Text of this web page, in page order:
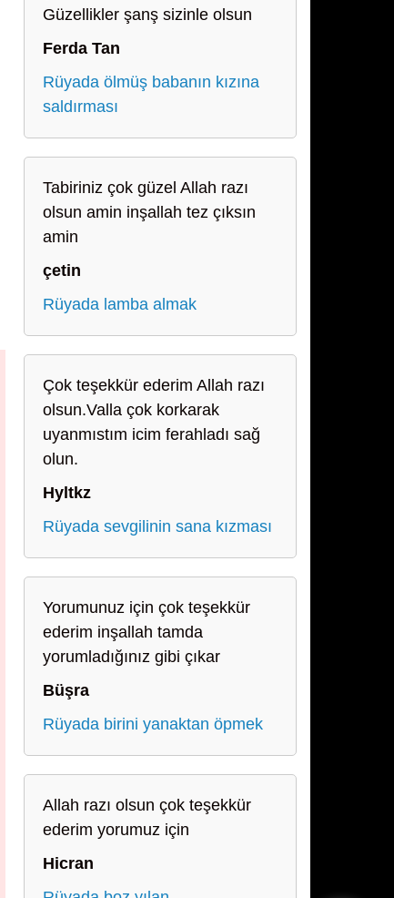
Güzellikler şanş sizinle olsun
Ferda Tan
Rüyada ölmüş babanın kızına
saldırması
Tabiriniz çok güzel Allah razı
olsun amin inşallah tez çıksın
amin
çetin
Rüyada lamba almak
Çok teşekkür ederim Allah razı
olsun.Valla çok korkarak
uyanmıstım icim ferahladı sağ
olun.
Hyltkz
Rüyada sevgilinin sana kızması
Yorumunuz için çok teşekkür
ederim inşallah tamda
yorumladığınız gibi çıkar
Büşra
Rüyada birini yanaktan öpmek
Allah razı olsun çok teşekkür
ederim yorumuz için
Hicran